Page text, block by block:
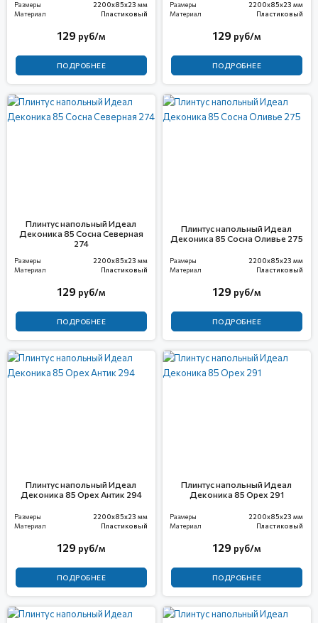
Размеры
2200x85x23 мм
Материал
Пластиковый
129 руб/м
ПОДРОБНЕЕ
Размеры
2200x85x23 мм
Материал
Пластиковый
129 руб/м
ПОДРОБНЕЕ
Плинтус напольный Идеал
Деконика 85 Сосна Северная
274
Размеры
2200x85x23 мм
Материал
Пластиковый
129 руб/м
ПОДРОБНЕЕ
Плинтус напольный Идеал
Деконика 85 Сосна Оливье 275
Размеры
2200x85x23 мм
Материал
Пластиковый
129 руб/м
ПОДРОБНЕЕ
Плинтус напольный Идеал
Деконика 85 Орех Антик 294
Размеры
2200x85x23 мм
Материал
Пластиковый
129 руб/м
ПОДРОБНЕЕ
Плинтус напольный Идеал
Деконика 85 Орех 291
Размеры
2200x85x23 мм
Материал
Пластиковый
129 руб/м
ПОДРОБНЕЕ